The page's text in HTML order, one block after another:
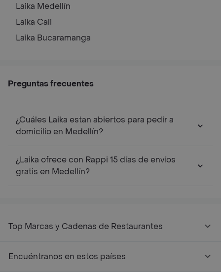
Laika Medellín
Laika Cali
Laika Bucaramanga
Preguntas frecuentes
¿Cuáles Laika estan abiertos para pedir a
domicilio en Medellín?
¿Laika ofrece con Rappi 15 días de envíos
gratis en Medellín?
Top Marcas y Cadenas de Restaurantes
Encuéntranos en estos países